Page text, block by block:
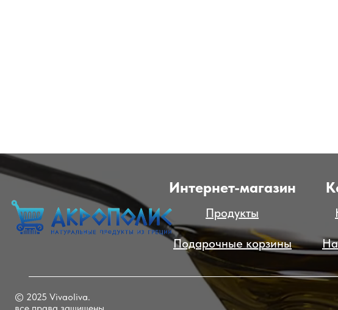
© 2025 Vivaoliva.
все права защищены
Интернет-магазин
Продукты
Подарочные корзины